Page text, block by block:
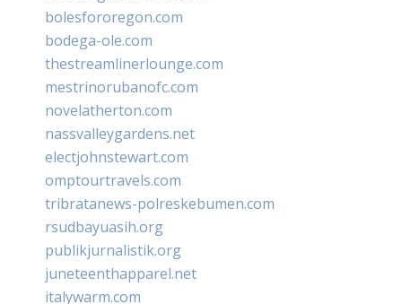
bolesfororegon.com
bodega-ole.com
thestreamlinerlounge.com
mestrinorubanofc.com
novelatherton.com
nassvalleygardens.net
electjohnstewart.com
omptourtravels.com
tribratanews-polreskebumen.com
rsudbayuasih.org
publikjurnalistik.org
juneteenthapparel.net
italywarm.com